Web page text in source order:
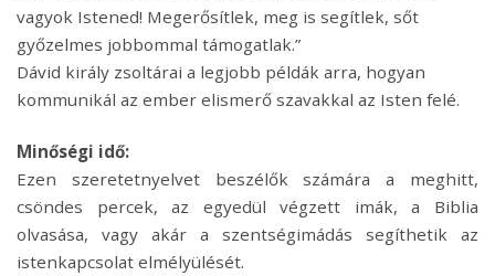
vagyok Istened! Megerősítlek, meg is segítlek, sőt
győzelmes jobbommal támogatlak.”
Dávid király zsoltárai a legjobb példák arra, hogyan
kommunikál az ember elismerő szavakkal az Isten felé.
Minőségi idő:
Ezen szeretetnyelvet beszélők számára a meghitt,
csöndes percek, az egyedül végzett imák, a Biblia
olvasása, vagy akár a szentségimádás segíthetik az
istenkapcsolat elmélyülését.